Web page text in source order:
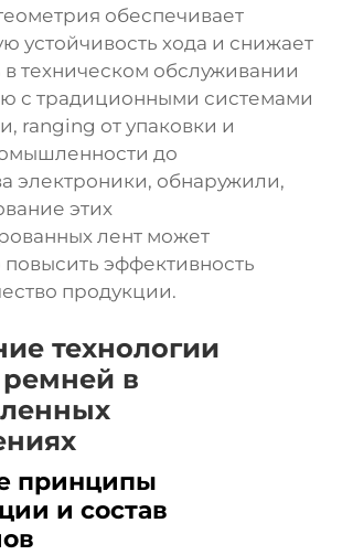
обеспечивает
устойчивость хода и снижает
в техническом обслуживании
с традиционными системами
ranging от упаковки и
до
электроники, обнаружили,
этих
лент может
повысить эффективность
продукции.
технологии
в
принципы
и состав